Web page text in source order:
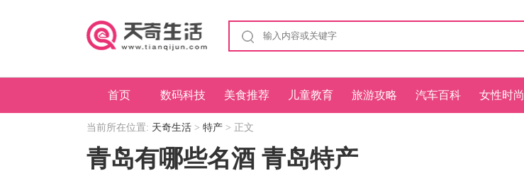
首页 数码科技 美食推荐 儿童教育 旅游攻略 汽车百科 女性时尚
当前所在位置: 天奇生活 > 特产 > 正文
青岛有哪些名酒 青岛特产